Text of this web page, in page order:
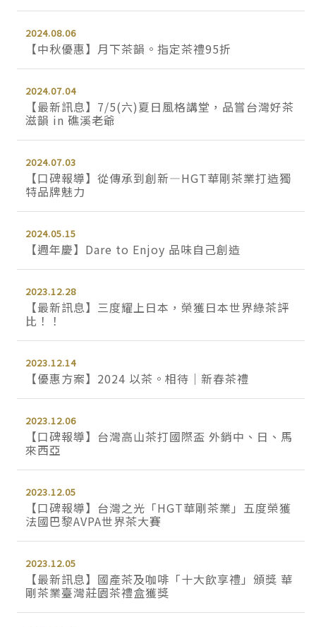
2024.08.06
【中秋優惠】月下茶韻。指定茶禮95折
2024.07.04
【最新訊息】7/5(六)夏日風格講堂，品嘗台灣好茶
滋韻 in 礁溪老爺
2024.07.03
【口碑報導】從傳承到創新—HGT華剛茶業打造獨
特品牌魅力
2024.05.15
【週年慶】Dare to Enjoy 品味自己創造
2023.12.28
【最新訊息】三度耀上日本，榮獲日本世界綠茶評
比！！
2023.12.14
【優惠方案】2024 以茶。相待｜新春茶禮
2023.12.06
【口碑報導】台灣高山茶打國際盃 外銷中、日、馬
來西亞
2023.12.05
【口碑報導】台灣之光「HGT華剛茶業」五度榮獲
法國巴黎AVPA世界茶大賽
2023.12.05
【最新訊息】國產茶及咖啡「十大飲享禮」頒獎 華
剛茶業臺灣莊園茶禮盒獲獎